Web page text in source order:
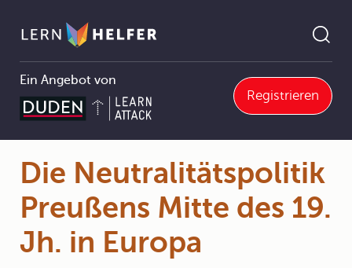
Ein Angebot von
Registrieren
PfadnavigationPreußens Mitte des 19. Jh. in Europa
Die Neutralitätspolitik
Preußens Mitte des 19.
Jh. in Europa